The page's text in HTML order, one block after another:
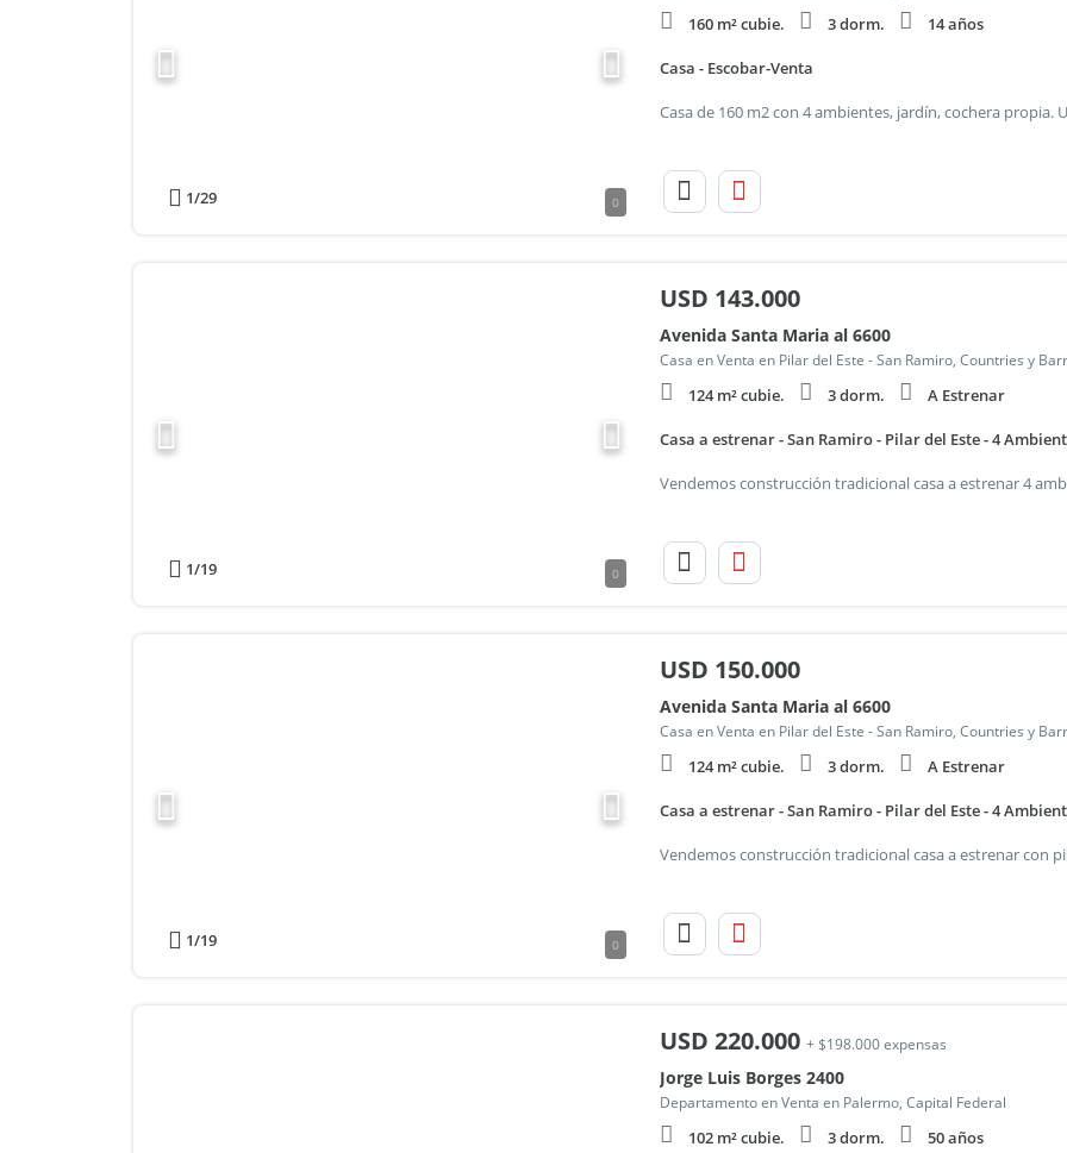
1/29 0
160 m² cubie. 3 dorm. 14 años
Casa - Escobar-Venta
1/19 0
USD 143.000
Avenida Santa Maria al 6600
Casa en Venta en Pilar del Este - San Ramiro, Countries y
124 m² cubie. 3 dorm. A Estrenar
Casa a estrenar - San Ramiro - Pilar del Este - 4
1/19 0
USD 150.000
Avenida Santa Maria al 6600
Casa en Venta en Pilar del Este - San Ramiro, Countries y
124 m² cubie. 3 dorm. A Estrenar
Casa a estrenar - San Ramiro - Pilar del Este - 4
USD 220.000 + $198.000 expensas
Jorge Luis Borges 2400
Departamento en Venta en Palermo, Capital Federal
102 m² cubie. 3 dorm. 50 años